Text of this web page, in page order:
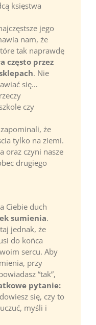
księstwa
jego
nam, że
tak naprawdę
często przez
. Nie
się…
czy
że
tylko na ziemi.
oraz czyni nasze
drugiego
Ciebie duch
sumienia.
jednak, że
do końca
sercu. Aby
przy
“tak”,
pytanie:
się, czy to
myśli i